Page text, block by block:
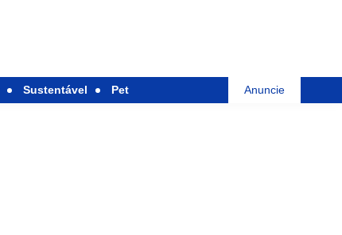
Sustentável Pet Anuncie